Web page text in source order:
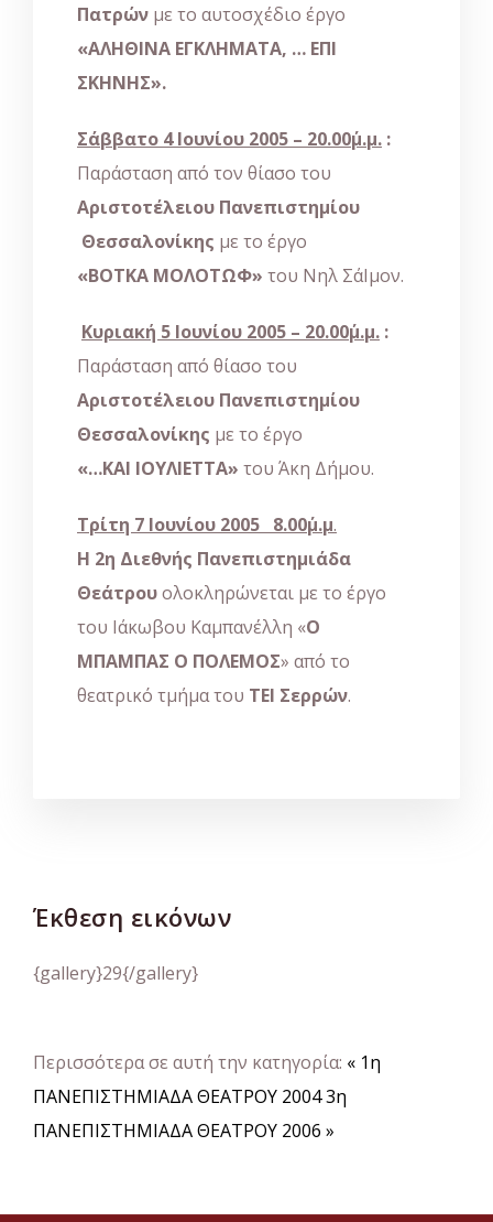
Πατρών με το αυτοσχέδιο έργο
«ΑΛΗΘΙΝΑ ΕΓΚΛΗΜΑΤΑ, … ΕΠΙ
ΣΚΗΝΗΣ».
Σάββατο 4 Ιουνίου 2005 – 20.00΄μ.μ. :
Παράσταση από τον θίασο του
Αριστοτέλειου Πανεπιστημίου
Θεσσαλονίκης με το έργο
«ΒΟΤΚΑ ΜΟΛΟΤΩΦ» του Νηλ ΣάΙμον.
Κυριακή 5 Ιουνίου 2005 – 20.00΄μ.μ. :
Παράσταση από θίασο του
Αριστοτέλειου Πανεπιστημίου
Θεσσαλονίκης με το έργο
«…ΚΑΙ ΙΟΥΛΙΕΤΤΑ» του Άκη Δήμου.
Tρίτη 7 Ιουνίου 2005 8.00΄μ.μ.
Η 2η Διεθνής Πανεπιστημιάδα
Θεάτρουολοκληρώνεται με το έργο
του Ιάκωβου Καμπανέλλη «Ο
ΜΠΑΜΠΑΣ Ο ΠΟΛΕΜΟΣ» από το
θεατρικό τμήμα του ΤΕΙ Σερρών.
Έκθεση εικόνων
{gallery}29{/gallery}
Περισσότερα σε αυτή την κατηγορία: « 1η
ΠΑΝΕΠΙΣΤΗΜΙΑΔΑ ΘΕΑΤΡΟΥ 20043η
ΠΑΝΕΠΙΣΤΗΜΙΑΔΑ ΘΕΑΤΡΟΥ 2006 »